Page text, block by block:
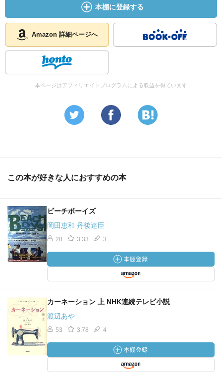
本棚に登録する
Amazon 詳細ページへ
本ページはアフィリエイトプログラムによる収益を得ています
この本が好きな人におすすめの本
ビーチボーイズ
岡田恵和 丹後達臣
20 3.33 3
カーネーション 上 NHK連続テレビ小説
渡辺あや
53 3.78 4